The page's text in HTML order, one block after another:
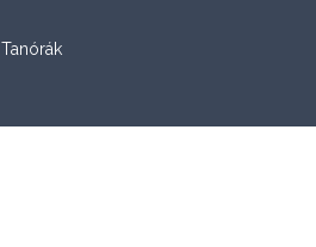
Tanórák